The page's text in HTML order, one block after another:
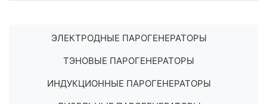
ЭЛЕКТРОДНЫЕ ПАРОГЕНЕРАТОРЫ
ТЭНОВЫЕ ПАРОГЕНЕРАТОРЫ
ИНДУКЦИОННЫЕ ПАРОГЕНЕРАТОРЫ